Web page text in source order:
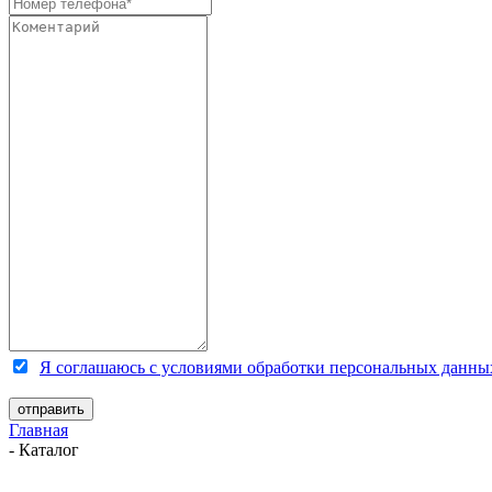
Я соглашаюсь с условиями обработки персональных
Главная
- Каталог